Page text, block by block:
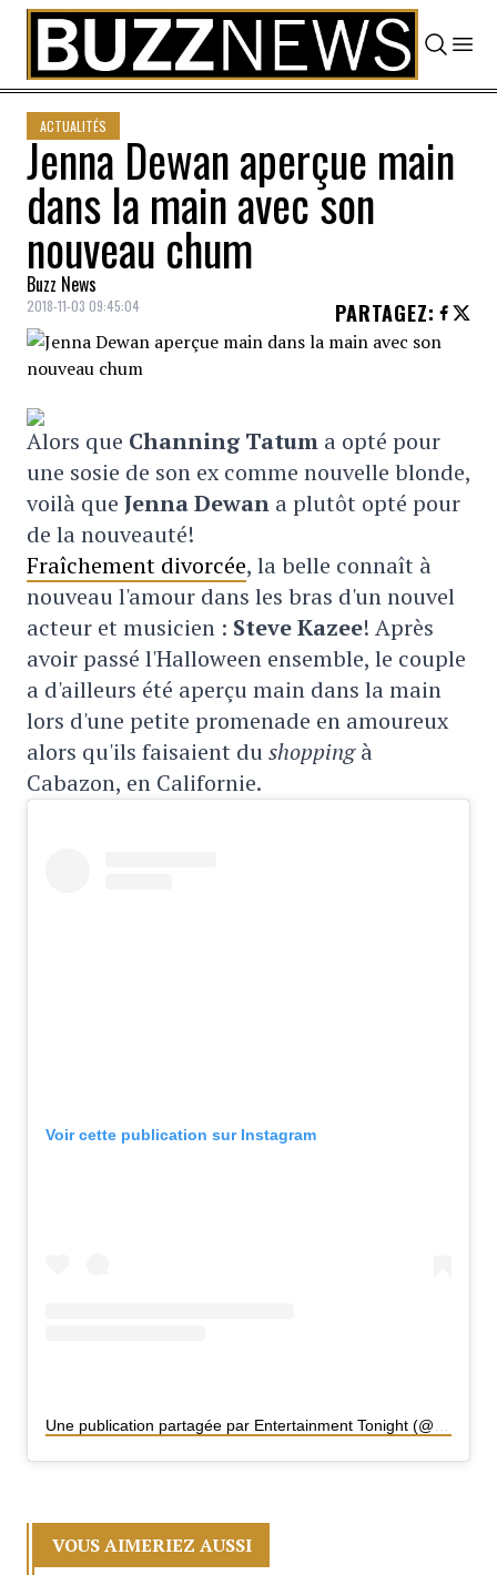
Skip to content
ACTUALITÉS
Jenna Dewan aperçue main
dans la main avec son
nouveau chum
Buzz News
2018-11-03 09:45:04 PARTAGEZ:
Alors que Channing Tatum a opté pour
une sosie de son ex comme nouvelle blonde,
voilà que Jenna Dewan a plutôt opté pour
de la nouveauté!
Fraîchement divorcée, la belle connaît à
nouveau l'amour dans les bras d'un nouvel
acteur et musicien : Steve Kazee! Après
avoir passé l'Halloween ensemble, le couple
a d'ailleurs été aperçu main dans la main
lors d'une petite promenade en amoureux
alors qu'ils faisaient dushoppingà
Cabazon, en Californie.
Voir cette publication sur Instagram
VOUS AIMERIEZ AUSSI